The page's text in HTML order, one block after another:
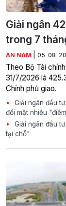
Giải ngân
trong 7
AN NAM 05-08-
Theo Bộ Tài
31/7/2026 là
Chính phủ giao.
Giải ngân đầu
đối mặt nhiều
Giải ngân đầu
tại chỗ"